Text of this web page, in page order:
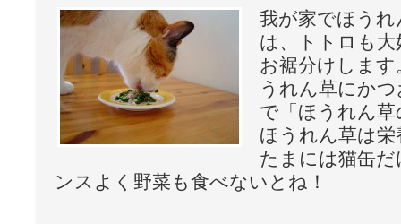
我が家でほう
は、トトロも
お裾分けしま
うれん草にか
で「ほうれん
ほうれん草は
たまには猫缶
ンスよく野菜も食べないとね！